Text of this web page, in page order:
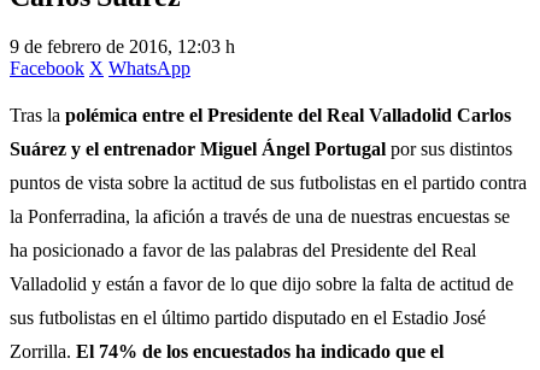
9 de febrero de 2016, 12:03 h
Facebook X WhatsApp
Tras la polémica entre el Presidente del Real Valladolid Carlos
Suárez y el entrenador Miguel Ángel Portugal por sus distintos
puntos de vista sobre la actitud de sus futbolistas en el partido contra
la Ponferradina, la afición a través de una de nuestras encuestas se
ha posicionado a favor de las palabras del Presidente del Real
Valladolid y están a favor de lo que dijo sobre la falta de actitud de
sus futbolistas en el último partido disputado en el Estadio José
Zorrilla. El 74% de los encuestados ha indicado que el